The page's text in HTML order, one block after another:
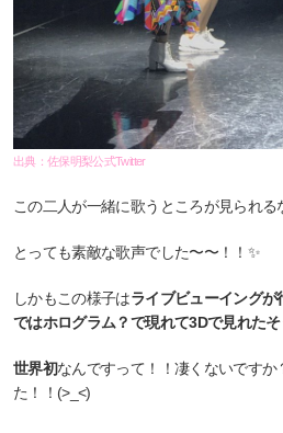
出典：佐保明梨公式Twitter
この二人が一緒に歌うところが見られる
とっても素敵な歌声でした〜〜！！✨
しかもこの様子はライブビューイングが
ではホログラム？で現れて3Dで見れた
世界初なんですって！！凄くないですか
た！！(>_<)